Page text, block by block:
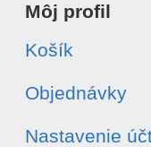
Môj profil
Košík
Objednávky
Nastavenie